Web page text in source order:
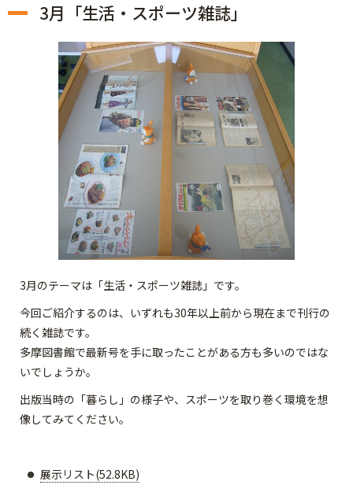
3月「生活・スポーツ雑誌」
3月のテーマは「生活・スポーツ雑誌」です。
今回ご紹介するのは、いずれも30年以上前から現在まで刊行の
続く雑誌です。
多摩図書館で最新号を手に取ったことがある方も多いのではな
いでしょうか。
出版当時の「暮らし」の様子や、スポーツを取り巻く環境を想
像してみてください。
展示リスト(52.8KB)